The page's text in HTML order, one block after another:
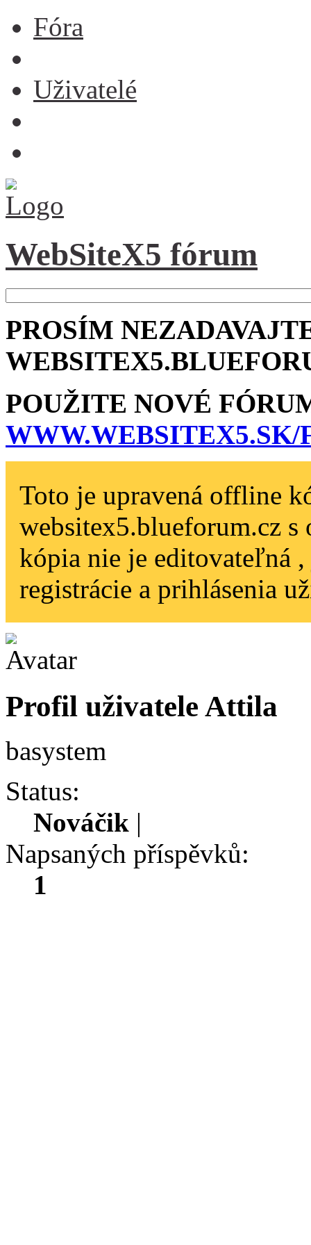
Fóra
Uživatelé
WebSiteX5 fórum
PROSÍM
POUŽITE NOVÉ
WWW.WEBSITEX5­.SK/
Toto je upravená offline
websitex5.blueforum.cz
kópia nie je editovateľná
registrácie a prihlásenia
Profil uživatele Attila
basystem
Status:
Nováčik |
Napsaných příspěvků:
1